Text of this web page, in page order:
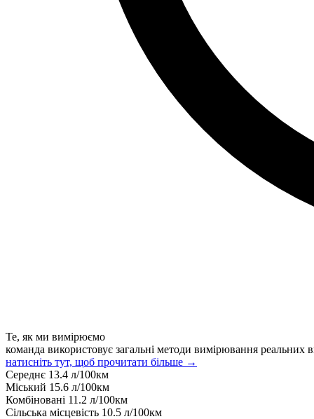
Те, як ми вимірюємо
команда використовує загальні методи вимірювання реальних
натисніть тут, щоб прочитати більше →
Середнє 13.4 л/100км
Міський 15.6 л/100км
Комбіновані 11.2 л/100км
Сільська місцевість 10.5 л/100км